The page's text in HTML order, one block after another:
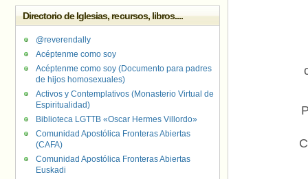
Directorio de Iglesias, recursos, libros....
@reverendally
Acéptenme como soy
Acéptenme como soy (Documento para padres
de hijos homosexuales)
Activos y Contemplativos (Monasterio Virtual de
Espiritualidad)
Biblioteca LGTTB «Oscar Hermes Villordo»
Comunidad Apostólica Fronteras Abiertas
(CAFA)
Comunidad Apostólica Fronteras Abiertas
Euskadi